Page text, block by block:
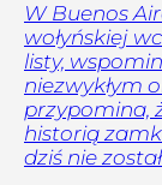
W Buenos
wołyńskiej
listy,
niezwykłym
przypomina,
historią
dziś nie